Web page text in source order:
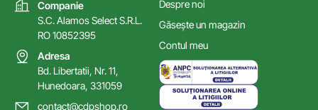
Despre noi
Găsește un magazin
Contul meu
Companie
S.C. Alamos Select S.R.L.
RO 10852395
Adresa
Bd. Libertatii, Nr. 11,
Hunedoara, 331059
contact@cdpshop.ro